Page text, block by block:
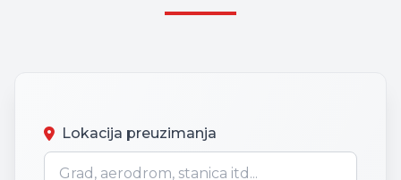
Lokacija preuzimanja